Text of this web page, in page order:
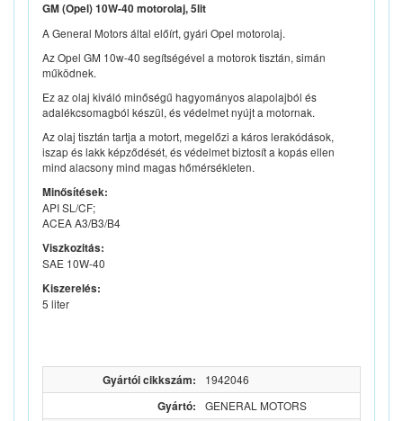
GM (Opel) 10W-40 motorolaj, 5lit
A General Motors által előírt, gyári Opel motorolaj.
Az Opel GM 10w-40 segítségével a motorok tisztán, simán
működnek.
Ez az olaj kiváló minőségű hagyományos alapolajból és
adalékcsomagból készül, és védelmet nyújt a motornak.
Az olaj tisztán tartja a motort, megelőzi a káros lerakódások,
iszap és lakk képződését, és védelmet biztosít a kopás ellen
mind alacsony mind magas hőmérsékleten.
Minősítések:
API SL/CF;
ACEA A3/B3/B4
Viszkozitás:
SAE 10W-40
Kiszerelés:
5 liter
Gyártói cikkszám: 1942046
Gyártó: GENERAL MOTORS